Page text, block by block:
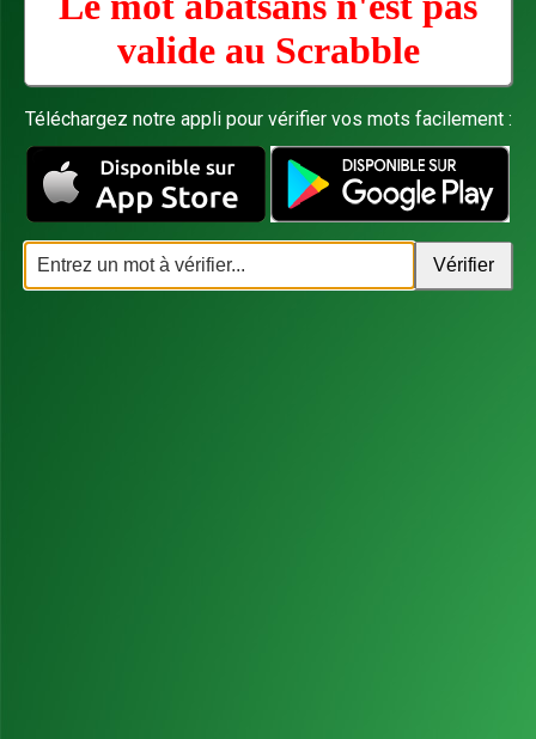
valide au Scrabble
Téléchargez notre appli pour vérifier vos mots facilement :